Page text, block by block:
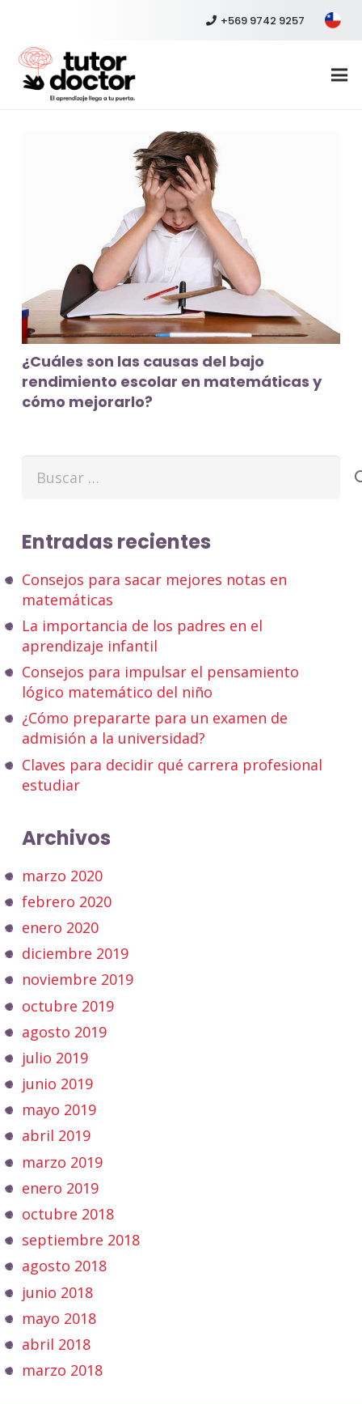
+569 9742 9257
¿Cuáles son las causas del bajo
rendimiento escolar en matemáticas y
cómo mejorarlo?
Entradas recientes
Consejos para sacar mejores notas en
matemáticas
La importancia de los padres en el
aprendizaje infantil
Consejos para impulsar el pensamiento
lógico matemático del niño
¿Cómo prepararte para un examen de
admisión a la universidad?
Claves para decidir qué carrera profesional
estudiar
Archivos
marzo 2020
febrero 2020
enero 2020
diciembre 2019
noviembre 2019
octubre 2019
agosto 2019
julio 2019
junio 2019
mayo 2019
abril 2019
marzo 2019
enero 2019
octubre 2018
septiembre 2018
agosto 2018
junio 2018
mayo 2018
abril 2018
marzo 2018